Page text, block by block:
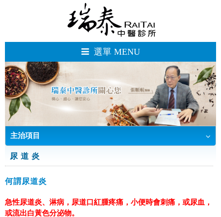
選單 MENU
醫師介紹
服務地點
主治項目
尿 道 炎
何謂尿道炎
急性尿道炎、淋病，尿道口紅腫疼痛，小便時會刺痛，或尿血，
或流出白黃色分泌物。